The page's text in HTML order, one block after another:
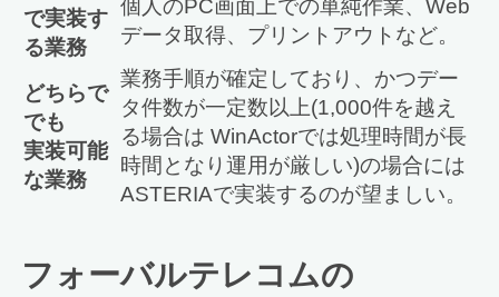
で実装す
る業務
個人のPC画面上での単純作業、Web
データ取得、プリントアウトなど。
どちらで
でも
実装可能
な業務
業務手順が確定しており、かつデー
タ件数が一定数以上(1,000件を越え
る場合は WinActorでは処理時間が長
時間となり運用が厳しい)の場合には
ASTERIAで実装するのが望ましい。
フォーバルテレコムの